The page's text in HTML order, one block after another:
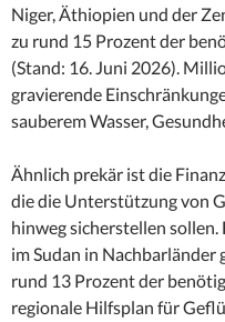
Niger, Äthiopien und der
zu rund 15 Prozent der
(Stand: 16. Juni 2026).
gravierende
sauberem Wasser,
Ähnlich prekär ist die
die die Unterstützung von
hinweg sicherstellen
im Sudan in
rund 13 Prozent der
regionale Hilfsplan für